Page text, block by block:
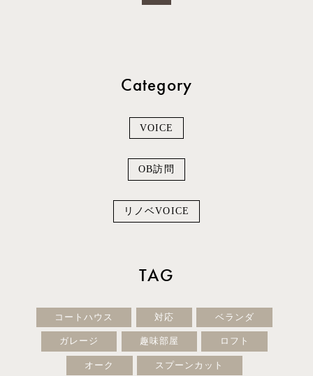
Category
VOICE
OB訪問
リノベVOICE
TAG
コートハウス 対応 ベランダ
ガレージ 趣味部屋 ロフト
オーク スプーンカット